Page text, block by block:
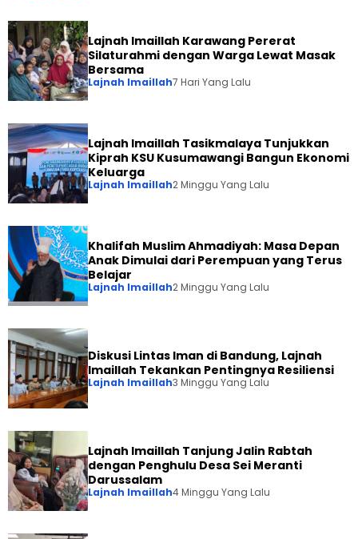
Lajnah Imaillah Karawang Pererat
Silaturahmi dengan Warga Lewat Masak
Bersama
Lajnah Imaillah7 Hari Yang Lalu
Lajnah Imaillah Tasikmalaya Tunjukkan
Kiprah KSU Kusumawangi Bangun Ekonomi
Keluarga
Lajnah Imaillah2 Minggu Yang Lalu
Khalifah Muslim Ahmadiyah: Masa Depan
Anak Dimulai dari Perempuan yang Terus
Belajar
Lajnah Imaillah2 Minggu Yang Lalu
Diskusi Lintas Iman di Bandung, Lajnah
Imaillah Tekankan Pentingnya Resiliensi
Lajnah Imaillah3 Minggu Yang Lalu
Lajnah Imaillah Tanjung Jalin Rabtah
dengan Penghulu Desa Sei Meranti
Darussalam
Lajnah Imaillah4 Minggu Yang Lalu